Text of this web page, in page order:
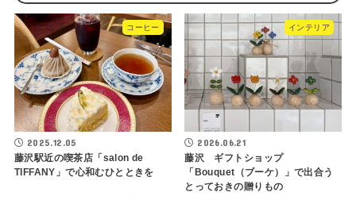
コーヒー
2025.12.05
藤沢駅近の喫茶店「salon de
TIFFANY」で心和むひとときを
インテリア
2026.06.21
藤沢 ギフトショップ
「Bouquet（ブーケ）」で出合う
とっておきの贈りもの